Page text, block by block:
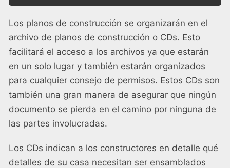
Los planos de construcción se organizarán en el
archivo de planos de construcción o CDs. Esto
facilitará el acceso a los archivos ya que estarán
en un solo lugar y también estarán organizados
para cualquier consejo de permisos. Estos CDs son
también una gran manera de asegurar que ningún
documento se pierda en el camino por ninguna de
las partes involucradas.
Los CDs indican a los constructores en detalle qué
detalles de su casa necesitan ser ensamblados